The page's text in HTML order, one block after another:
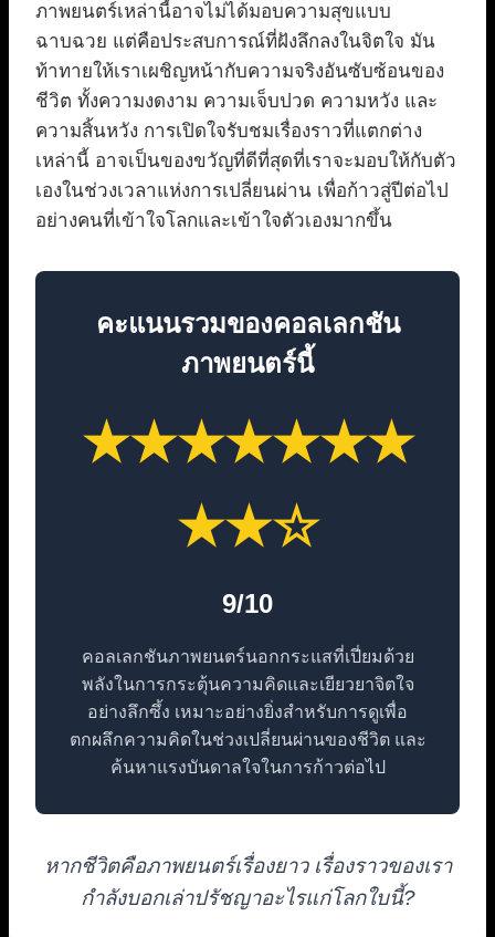
ภาพยนตร์เหล่านี้อาจไม่ได้มอบความสุขแบบ
ฉาบฉวย แต่คือประสบการณ์ที่ฝังลึกลงในจิตใจ มัน
ท้าทายให้เราเผชิญหน้ากับความจริงอันซับซ้อนของ
ชีวิต ทั้งความงดงาม ความเจ็บปวด ความหวัง และ
ความสิ้นหวัง การเปิดใจรับชมเรื่องราวที่แตกต่าง
เหล่านี้ อาจเป็นของขวัญที่ดีที่สุดที่เราจะมอบให้กับตัว
เองในช่วงเวลาแห่งการเปลี่ยนผ่าน เพื่อก้าวสู่ปีต่อไป
อย่างคนที่เข้าใจโลกและเข้าใจตัวเองมากขึ้น
คะแนนรวมของคอลเลกชัน
ภาพยนตร์นี้
★★★★★★★
★★☆
9/10
คอลเลกชันภาพยนตร์นอกกระแสที่เปี่ยมด้วย
พลังในการกระตุ้นความคิดและเยียวยาจิตใจ
อย่างลึกซึ้ง เหมาะอย่างยิ่งสำหรับการดูเพื่อ
ตกผลึกความคิดในช่วงเปลี่ยนผ่านของชีวิต และ
ค้นหาแรงบันดาลใจในการก้าวต่อไป
หากชีวิตคือภาพยนตร์เรื่องยาว เรื่องราวของเรา
กำลังบอกเล่าปรัชญาอะไรแก่โลกใบนี้?